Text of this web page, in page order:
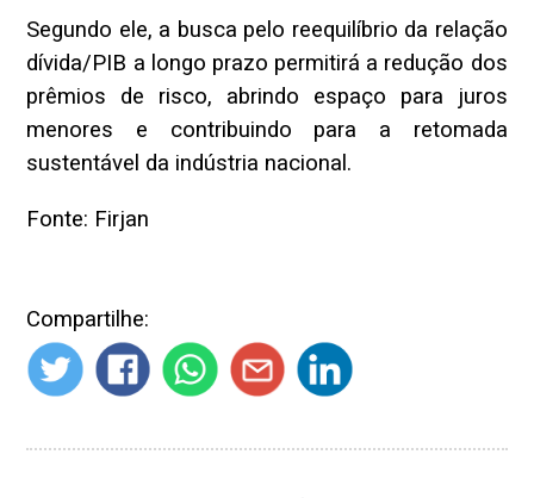
Segundo ele, a busca pelo reequilíbrio da relação
dívida/PIB a longo prazo permitirá a redução dos
prêmios de risco, abrindo espaço para juros
menores e contribuindo para a retomada
sustentável da indústria nacional.
Fonte: Firjan
Compartilhe: